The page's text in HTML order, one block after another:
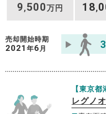
9 ,500万円 18,
売却開始時期
2021年6 月 3
【東京都
レグノ